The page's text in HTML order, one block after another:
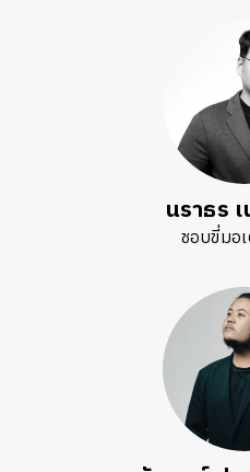
นราธร
ชอบขี่มอ